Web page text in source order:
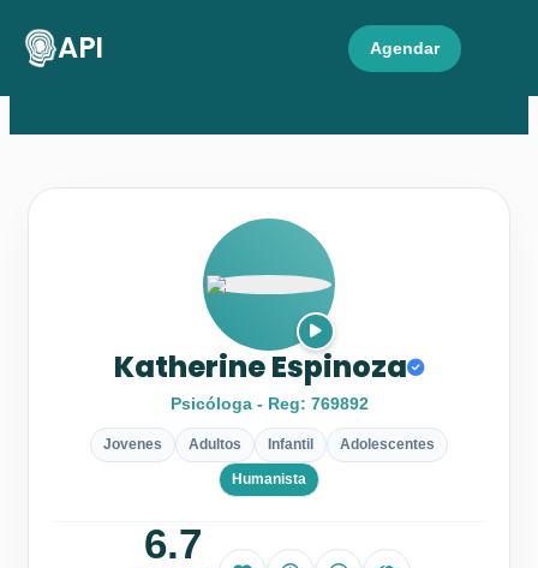
API Agendar
Katherine Espinoza
Psicóloga - Reg: 769892
Jovenes Adultos Infantil Adolescentes
Humanista
6.7